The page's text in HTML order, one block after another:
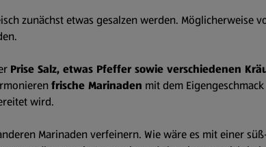
zunächst etwas gesalzen werden. Möglicherweise
Prise Salz, etwas Pfeffer sowie verschiedenen
frische Marinaden mit dem
wird.
Marinaden verfeinern. Wie wäre es mit einer